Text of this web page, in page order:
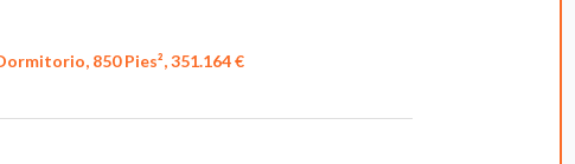
850 Pies², 351.164 €